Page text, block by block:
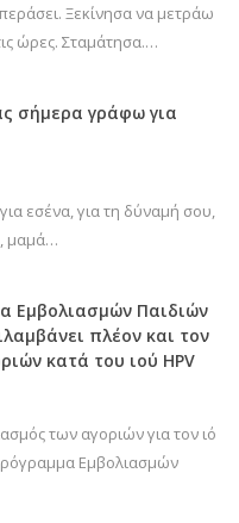
Ξεκίνησα να μετράω
ώρες. Σταμάτησα.…
σήμερα γράφω για
εσένα, για τη δύναμή σου,
μαμά…
Εμβολιασμών Παιδιών
πλέον και τον
κατά του ιού HPV
των αγοριών για τον ιό
Εμβολιασμών